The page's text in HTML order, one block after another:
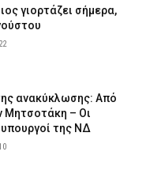
γιορτάζει σήμερα,
ανακύκλωσης: Από
Μητσοτάκη – Οι
της ΝΔ